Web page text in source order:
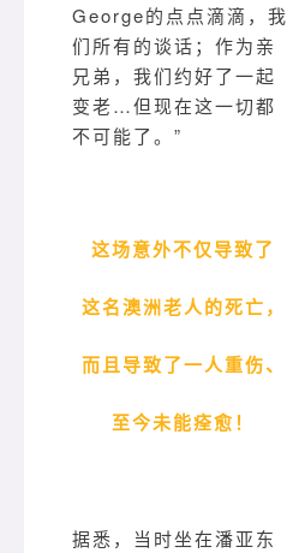
George的点点滴滴，我
们所有的谈话；作为亲
兄弟，我们约好了一起
变老…但现在这一切都
不可能了。”
这场意外不仅导致了
这名澳洲老人的死亡，
而且导致了一人重伤、
至今未能痊愈！
据悉，当时坐在潘亚东